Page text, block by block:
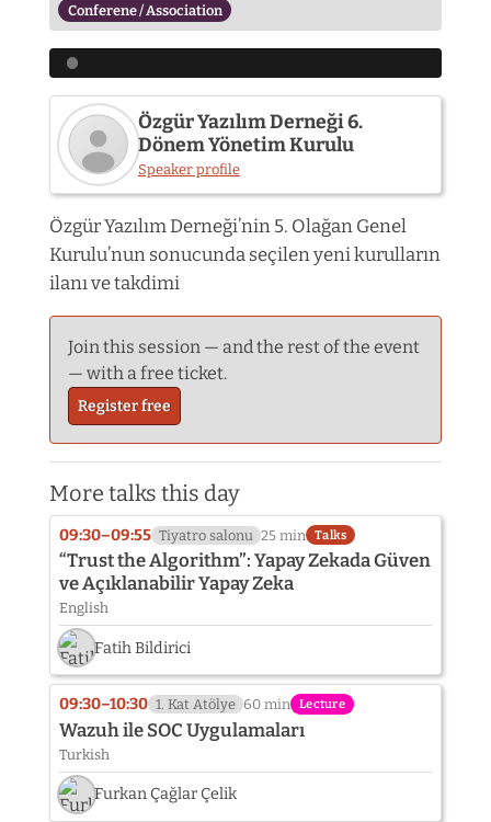
Conferene / Association
Speaker
photo
not
provided
yet:
Yazılım
Derneği
6.
Dönem
Yönetim
Kurulu
Özgür Yazılım Derneği 6.
Dönem Yönetim Kurulu
Speaker profile
Özgür Yazılım Derneği’nin 5. Olağan Genel
Kurulu’nun sonucunda seçilen yeni kurulların
ilanı ve takdimi
Join this session — and the rest of the event
— with a free ticket.
Register free
More talks this day
09:30–09:55 Tiyatro salonu 25 min Talks
“Trust the Algorithm”: Yapay Zekada Güven
ve Açıklanabilir Yapay Zeka
English
Fatih Bildirici
09:30–10:30 1. Kat Atölye 60 min Lecture
Wazuh ile SOC Uygulamaları
Turkish
Furkan Çağlar Çelik